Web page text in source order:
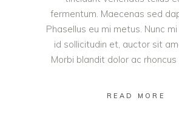
fermentum. Maecenas sed
Phasellus eu mi metus. Nunc
id sollicitudin et, auctor sit
Morbi blandit dolor ac rhoncus
READ MORE